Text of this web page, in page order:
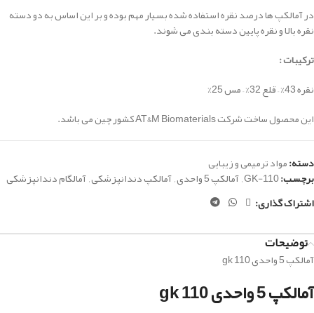
در آمالکپ ها درصد نقره استفاده شده بسیار مهم بوده و بر این اساس به دو دسته
نقره بالا و نقره پایین دسته بندی می شوند.
ترکیبات :
نقره 43% – قلع 32% – مس 25%
این محصول ساخت شرکت AT&M Biomaterials کشور چین می باشد.
دسته:مواد ترمیمی و زیبایی
برچسب:GK-110
,آمالکپ 5 واحدی ,آمالکپ دندانپزشکی,آمالگام دندانپزشکی
اشتراک گذاری:
توضیحات
آمالکپ 5 واحدی gk 110
آمالکپ 5 واحدی gk 110